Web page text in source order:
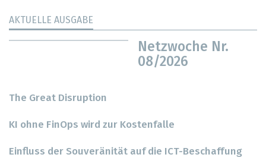
AKTUELLE AUSGABE
Netzwoche Nr.
08/2026
The Great Disruption
KI ohne FinOps wird zur Kostenfalle
Einfluss der Souveränität auf die ICT-Beschaffung